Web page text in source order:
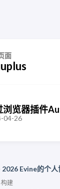
面
浏览器插件
04-26
Evine的个人
构建